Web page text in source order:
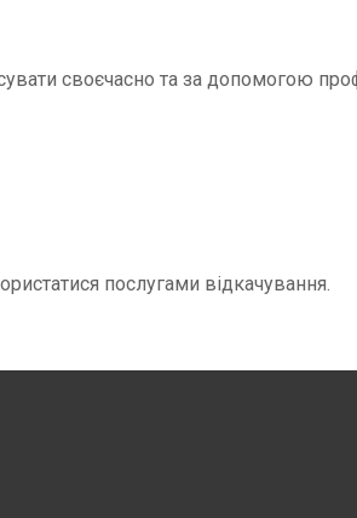
своєчасно та за допомогою
послугами відкачування.